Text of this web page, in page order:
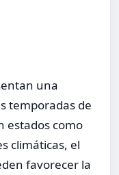
una
temporadas de
estados como
climáticas, el
favorecer la